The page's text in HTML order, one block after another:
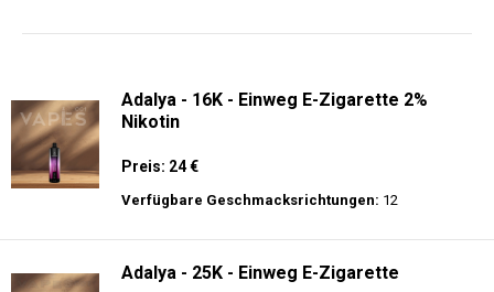
Adalya - 16K - Einweg E-Zigarette 2%
Nikotin
Preis: 24 €
Verfügbare Geschmacksrichtungen: 12
Adalya - 25K - Einweg E-Zigarette